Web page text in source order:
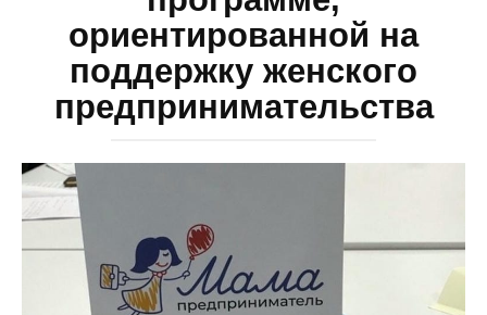
ориентированной на
поддержку женского
предпринимательства